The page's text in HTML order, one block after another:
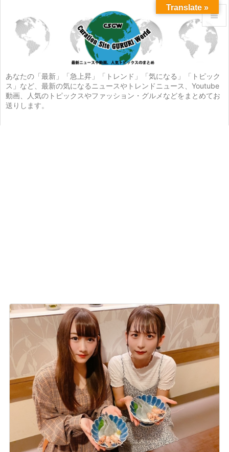
あなたの「最新」「急上昇」「トレンド」「気になる」「トピック
ス」など、最新の気になるニュースやトレンドニュース、Youtube
動画、人気のトピックスやファッション・グルメなどをまとめてお
送りします。


メニュ
サイド

前へ
Translate »